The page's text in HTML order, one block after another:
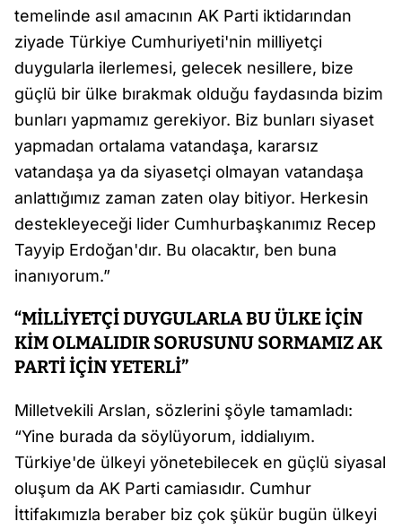
temelinde asıl amacının AK Parti iktidarından
ziyade Türkiye Cumhuriyeti'nin milliyetçi
duygularla ilerlemesi, gelecek nesillere, bize
güçlü bir ülke bırakmak olduğu faydasında bizim
bunları yapmamız gerekiyor. Biz bunları siyaset
yapmadan ortalama vatandaşa, kararsız
vatandaşa ya da siyasetçi olmayan vatandaşa
anlattığımız zaman zaten olay bitiyor. Herkesin
destekleyeceği lider Cumhurbaşkanımız Recep
Tayyip Erdoğan'dır. Bu olacaktır, ben buna
inanıyorum.”
“MİLLİYETÇİ DUYGULARLA BU ÜLKE İÇİN
KİM OLMALIDIR SORUSUNU SORMAMIZ AK
PARTİ İÇİN YETERLİ”
Milletvekili Arslan, sözlerini şöyle tamamladı:
“Yine burada da söylüyorum, iddialıyım.
Türkiye'de ülkeyi yönetebilecek en güçlü siyasal
oluşum da AK Parti camiasıdır. Cumhur
İttifakımızla beraber biz çok şükür bugün ülkeyi